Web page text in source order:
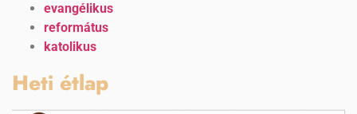
evangélikus
református
katolikus
Heti étlap